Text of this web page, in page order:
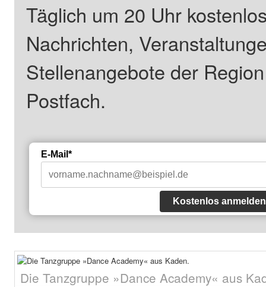
Täglich um 20 Uhr
Nachrichten,
Stellenangebote der
Postfach.
E-Mail*
Kostenlos anmelden
Die Tanzgruppe »Dance Academy« aus